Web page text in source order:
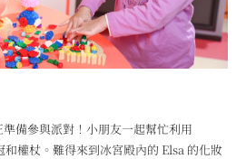
備參與派對！小朋友一起幫忙利用
權杖。難得來到冰宮殿內的 Elsa 的化妝